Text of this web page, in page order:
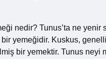
nedir? Tunus’ta ne
yemeğidir. Kuskus,
bir yemektir. Tunus neyi